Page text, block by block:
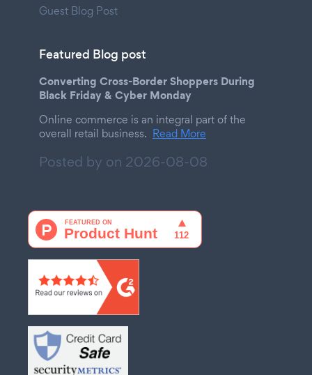
Guest Blog Post
Featured Blog post
Converting Cross-Border Shoppers During
Black Friday & Cyber Monday
Online commerce is an integral part of the
overall retail business. Read More
Posted by on 2026-08-08